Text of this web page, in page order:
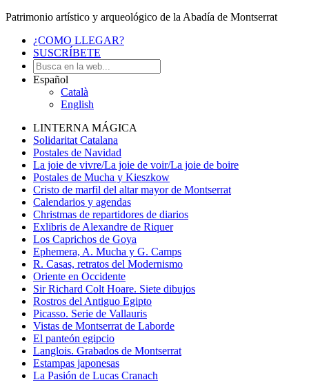
Patrimonio artístico y arqueológico de la Abadía de Montserrat
¿COMO LLEGAR?
SUSCRÍBETE
Español
Català
English
LINTERNA MÁGICA
Solidaritat Catalana
Postales de Navidad
La joie de vivre/La joie de voir/La joie de boire
Postales de Mucha y Kieszkow
Cristo de marfil del altar mayor de Montserrat
Calendarios y agendas
Christmas de repartidores de diarios
Exlibris de Alexandre de Riquer
Los Caprichos de Goya
Ephemera, A. Mucha y G. Camps
R. Casas, retratos del Modernismo
Oriente en Occidente
Sir Richard Colt Hoare. Siete dibujos
Rostros del Antiguo Egipto
Picasso. Serie de Vallauris
Vistas de Montserrat de Laborde
El panteón egipcio
Langlois. Grabados de Montserrat
Estampas japonesas
La Pasión de Lucas Cranach